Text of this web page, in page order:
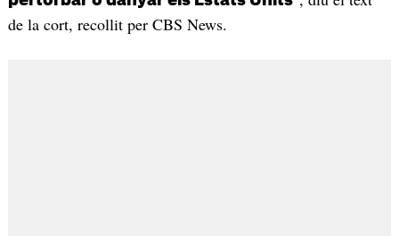
de la cort, recollit per CBS News.